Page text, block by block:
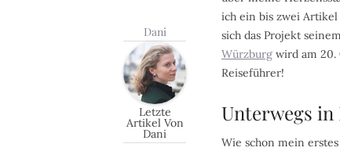
Dani
Letzte
Artikel Von
Dani
ich ein bis zwei Artikel
sich das Projekt
Würzburg wird am 20.
Reiseführer!
Unterwegs
Wie schon mein